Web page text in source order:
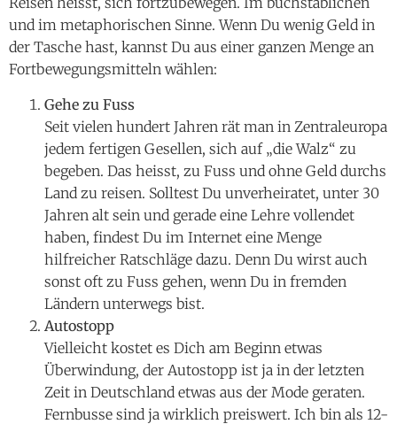
und im metaphorischen Sinne. Wenn Du wenig Geld in
der Tasche hast, kannst Du aus einer ganzen Menge an
Fortbewegungsmitteln wählen:
Gehe zu Fuss
Seit vielen hundert Jahren rät man in Zentraleuropa
jedem fertigen Gesellen, sich auf „die Walz“ zu
begeben. Das heisst, zu Fuss und ohne Geld durchs
Land zu reisen. Solltest Du unverheiratet, unter 30
Jahren alt sein und gerade eine Lehre vollendet
haben, findest Du im Internet eine Menge
hilfreicher Ratschläge dazu. Denn Du wirst auch
sonst oft zu Fuss gehen, wenn Du in fremden
Ländern unterwegs bist.
Autostopp
Vielleicht kostet es Dich am Beginn etwas
Überwindung, der Autostopp ist ja in der letzten
Zeit in Deutschland etwas aus der Mode geraten.
Fernbusse sind ja wirklich preiswert. Ich bin als 12-